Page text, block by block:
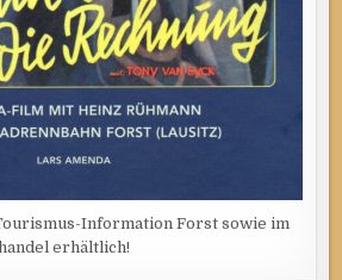
Information Forst sowie im
erhältlich!